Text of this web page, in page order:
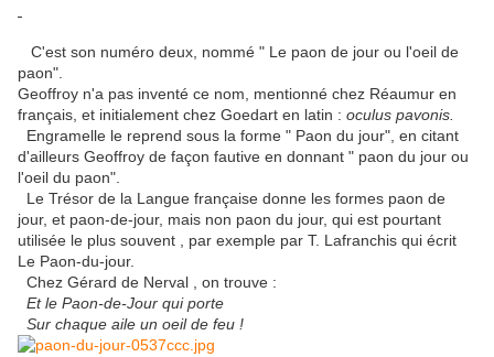
C'est son numéro deux, nommé " Le paon de jour ou l'oeil de
paon".
Geoffroy n'a pas inventé ce nom, mentionné chez Réaumur en
français, et initialement chez Goedart en latin : oculus pavonis.
Engramelle le reprend sous la forme " Paon du jour", en citant
d'ailleurs Geoffroy de façon fautive en donnant " paon du jour ou
l'oeil du paon".
Le Trésor de la Langue française donne les formes paon de
jour, et paon-de-jour, mais non paon du jour, qui est pourtant
utilisée le plus souvent , par exemple par T. Lafranchis qui écrit
Le Paon-du-jour.
Chez Gérard de Nerval , on trouve :
Et le Paon-de-Jour qui porte
Sur chaque aile un oeil de feu !